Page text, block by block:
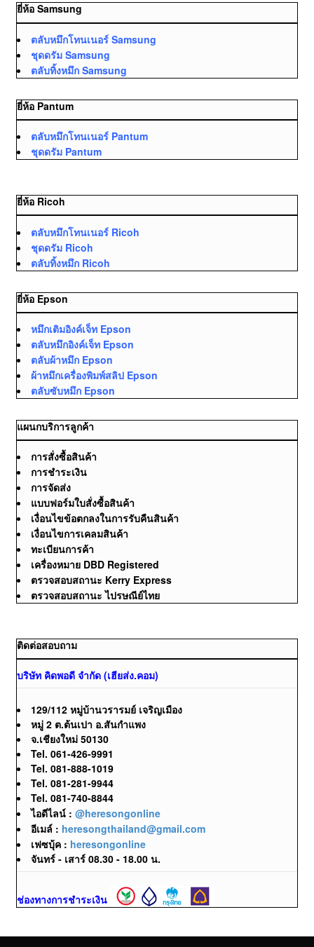
ยี่ห้อ Samsung
ตลับหมึกโทนเนอร์ Samsung
ชุดดรัม Samsung
ตลับทิ้งหมึก Samsung
ยี่ห้อ Pantum
ตลับหมึกโทนเนอร์ Pantum
ชุดดรัม Pantum
ยี่ห้อ Ricoh
ตลับหมึกโทนเนอร์ Ricoh
ชุดดรัม Ricoh
ตลับทิ้งหมึก Ricoh
ยี่ห้อ Epson
หมึกเติมอิงค์เจ็ท Epson
ตลับหมึกอิงค์เจ็ท Epson
ตลับผ้าหมึก Epson
ผ้าหมึกเครื่องพิมพ์สลิป Epson
ตลับซับหมึก Epson
แผนกบริการลูกค้า
การสั่งซื้อสินค้า
การชำระเงิน
การจัดส่ง
แบบฟอร์มใบสั่งซื้อสินค้า
เงื่อนไขข้อตกลงในการรับคืนสินค้า
เงื่อนไขการเคลมสินค้า
ทะเบียนการค้า
เครื่องหมาย DBD Registered
ตรวจสอบสถานะ Kerry Express
ตรวจสอบสถานะ ไปรษณีย์ไทย
ติดต่อสอบถาม
บริษัท คิดพอดี จำกัด (เฮียส่ง.คอม)
129/112 หมู่บ้านวรารมย์ เจริญเมือง
หมู่ 2 ต.ต้นเปา อ.สันกำแพง
จ.เชียงใหม่ 50130
Tel. 061-426-9991
Tel. 081-888-1019
Tel. 081-281-9944
Tel. 081-740-8844
ไอดีไลน์ : @heresongonline
อีเมล์ : heresongthailand@gmail.com
เฟซบุ้ค : heresongonline
จันทร์ - เสาร์ 08.30 - 18.00 น.
ช่องทางการชำระเงิน